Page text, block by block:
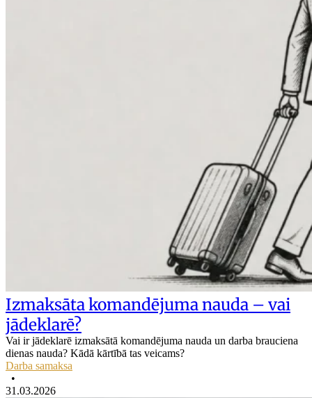
Izmaksāta komandējuma nauda – vai
jādeklarē?
Vai ir jādeklarē izmaksātā komandējuma nauda un darba brauciena
dienas nauda? Kādā kārtībā tas veicams?
Darba samaksa
•
31.03.2026